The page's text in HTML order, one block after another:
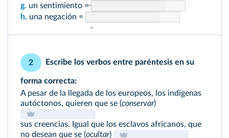
g. un sentimiento =
h. una negación =
2 Escribe los verbos entre paréntesis en su
forma correcta:
A pesar de la llegada de los europeos, los indígenas
autóctonos, quieren que se (conservar)
sus creencias. Igual que los esclavos africanos, que
no desean que se (ocultar)